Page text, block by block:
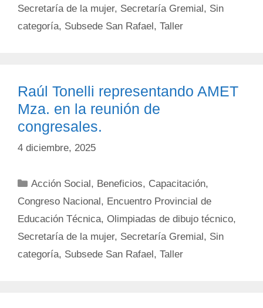
Secretaría de la mujer, Secretaría Gremial , Sin
categoría, Subsede San Rafael , Taller
Raúl Tonelli representando AMET
Mza. en la reunión de
congresales.
4 diciembre, 2025
Categorías
Acción Social, Beneficios, Capacitación,
Congreso Nacional, Encuentro Provincial de
Educación Técnica, Olimpiadas de dibujo técnico,
Secretaría de la mujer, Secretaría Gremial, Sin
categoría, Subsede San Rafael, Taller